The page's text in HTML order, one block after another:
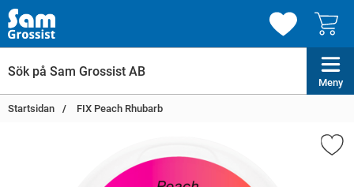
Meny
Startsidan FIX Peach Rhubarb